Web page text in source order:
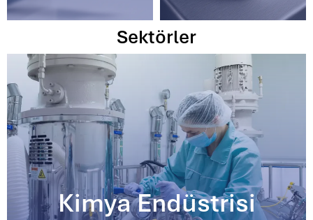
Sektörler
Kimya Endüstrisi